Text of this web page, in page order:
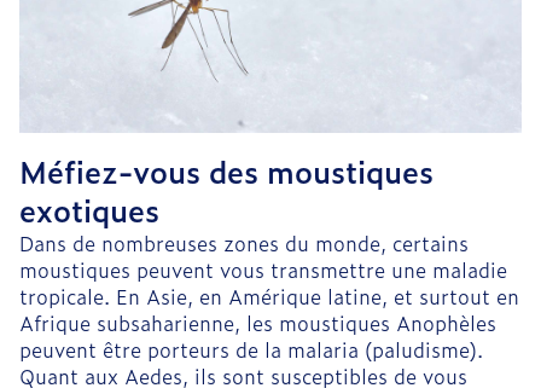
Méfiez-vous des moustiques
exotiques
Dans de nombreuses zones du monde, certains
moustiques peuvent vous transmettre une maladie
tropicale. En Asie, en Amérique latine, et surtout en
Afrique subsaharienne, les moustiques Anophèles
peuvent être porteurs de la malaria (paludisme).
Quant aux Aedes, ils sont susceptibles de vous